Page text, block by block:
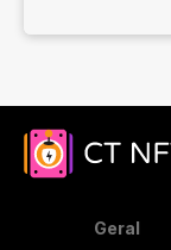
Geral